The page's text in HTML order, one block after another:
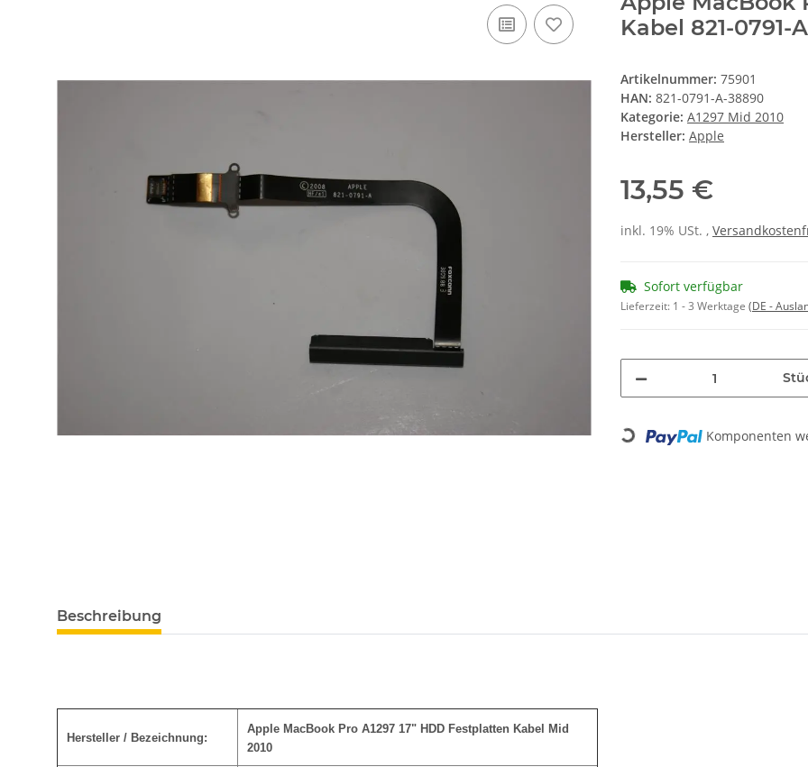
Kabel 821-0791-
Artikelnummer: 75901
HAN: 821-0791-A-38890
Kategorie: A1297 Mid 2010
Hersteller: Apple
13,55 €
inkl. 19% USt. ,
Sofort verfügbar
Lieferzeit: 1 - 3 Werktage (DE -
Loading... Komponenten
Beschreibung
Hersteller / Bezeichnung:
Apple MacBook Pro A1297 17" HDD Festplatten Kabel Mid
2010